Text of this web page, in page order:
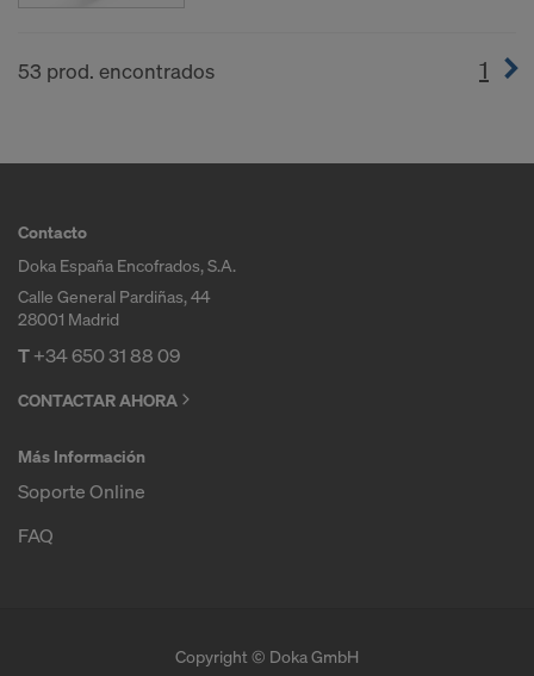
53 prod. encontrados 1
Contacto
Doka España Encofrados, S.A.
Calle General Pardiñas, 44
28001 Madrid
T+34 650 31 88 09
CONTACTAR AHORA
Más Información
Soporte Online
FAQ
Copyright © Doka GmbH